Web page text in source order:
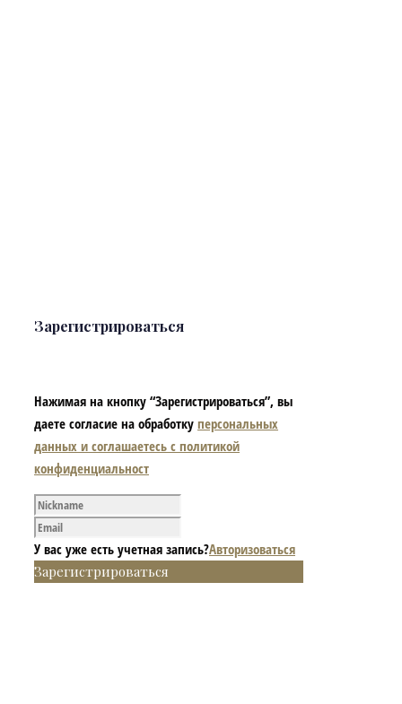
Зарегистрироваться
Нажимая на кнопку “Зарегистрироваться”, вы
даете согласие на обработку персональных
данных и соглашаетесь с политикой
конфиденциальност
У вас уже есть учетная запись?Авторизоваться
Зарегистрироваться